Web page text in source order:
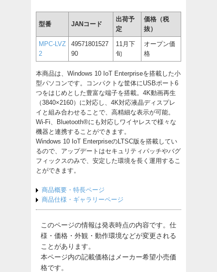
型番 JANコード
出荷予
定
価格（税
抜）
MPC-LVZ
2
49571801527
90
11月下
旬
オープン価
格
本商品は、Windows 10 IoT Enterpriseを搭載した小
型パソコンです。コンパクトな筐体にUSBポート6
つをはじめとした豊富な端子を搭載。4K動画再生
（3840×2160）に対応し、4K対応液晶ディスプレ
イと組み合わせることで、高精細な表示が可能。
Wi-Fi、Bluetooth®にも対応しワイヤレスで様々な
機器と連携することができます。
Windows 10 IoT EnterpriseのLTSC版を搭載してい
るので、アップデートはセキュリティパッチやバグ
フィックスのみで、安定した環境を長く運用するこ
とができます。
商品概要・特長ページ
商品仕様・ギャラリーページ
このページの情報は発表時点の内容です。仕
様・価格・外観・動作環境などが変更される
ことがあります。
本ページ内の記載価格はメーカー希望小売価
格です。